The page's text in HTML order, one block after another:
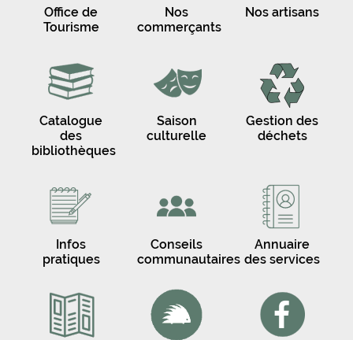
Office de
Tourisme
Nos
commerçants
Nos artisans
Catalogue
des
bibliothèques
Saison
culturelle
Gestion des
déchets
Infos
pratiques
Conseils
communautaires
Annuaire
des services